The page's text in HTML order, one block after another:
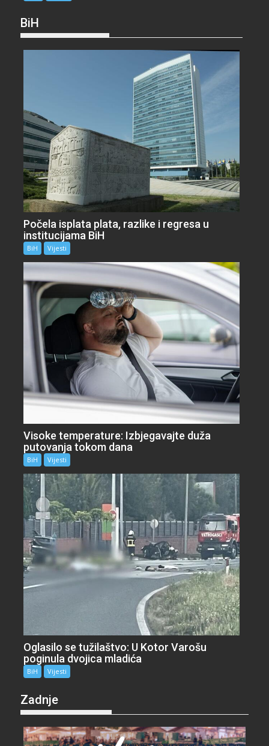
BiH
Počela isplata plata, razlike i regresa u
institucijama BiH
BiH Vijesti
Visoke temperature: Izbjegavajte duža
putovanja tokom dana
BiH Vijesti
Oglasilo se tužilaštvo: U Kotor Varošu
poginula dvojica mladića
BiH Vijesti
Zadnje